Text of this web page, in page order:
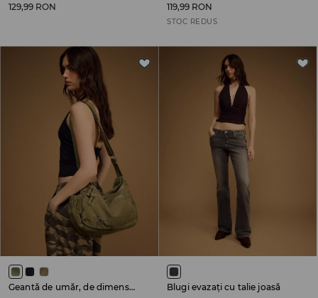
129,99 RON
119,99 RON
STOC REDUS
Geantă de umăr, de dimensiuni mari
Blugi evazați cu talie joasă